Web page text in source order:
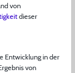
von
dieser
Entwicklung in der
von